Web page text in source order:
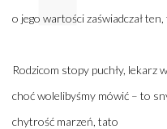
o jego wartości zaświadczał
Rodzicom stopy puchły, lekarz
choć wolelibyśmy mówić – to
chytrość marzeń, tato